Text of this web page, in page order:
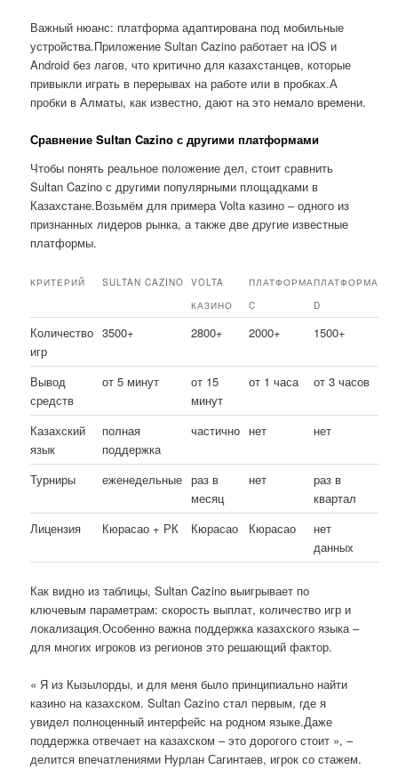
Важный нюанс: платформа адаптирована под мобильные
устройства.Приложение Sultan Cazino работает на iOS и
Android без лагов, что критично для казахстанцев, которые
привыкли играть в перерывах на работе или в пробках.А
пробки в Алматы, как известно, дают на это немало времени.
Сравнение Sultan Cazino с другими платформами
Чтобы понять реальное положение дел, стоит сравнить
Sultan Cazino с другими популярными площадками в
Казахстане.Возьмём для примера Volta казино – одного из
признанных лидеров рынка, а также две другие известные
платформы.
КРИТЕРИЙ SULTAN CAZINO
VOLTA
КАЗИНО
ПЛАТФОРМА
C
ПЛАТФОРМА
D
Количество
игр
3500+ 2800+ 2000+ 1500+
Вывод
средств
от 5 минут
от 15
минут
от 1 часа от 3 часов
Казахский
язык
полная
поддержка
частично нет нет
Турниры еженедельные раз в
месяц
нет
раз в
квартал
Лицензия
Кюрасао + РК Кюрасао Кюрасао
нет
данных
Как видно из таблицы, Sultan Cazino выигрывает по
ключевым параметрам: скорость выплат, количество игр и
локализация.Особенно важна поддержка казахского языка –
для многих игроков из регионов это решающий фактор.
« Я из Кызылорды, и для меня было принципиально найти
казино на казахском. Sultan Cazino стал первым, где я
увидел полноценный интерфейс на родном языке.Даже
поддержка отвечает на казахском – это дорогого стоит », –
делится впечатлениями Нурлан Сагинтаев, игрок со стажем.